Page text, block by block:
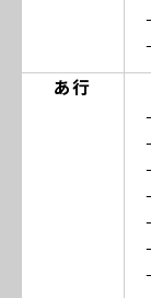
あ行